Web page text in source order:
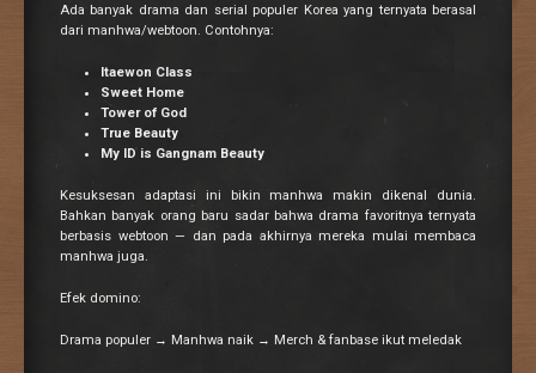
Ada banyak drama dan serial populer Korea yang ternyata berasal
dari manhwa/webtoon. Contohnya:
Itaewon Class
Sweet Home
Tower of God
True Beauty
My ID is Gangnam Beauty
Kesuksesan adaptasi ini bikin manhwa makin dikenal dunia.
Bahkan banyak orang baru sadar bahwa drama favoritnya ternyata
berbasis webtoon — dan pada akhirnya mereka mulai membaca
manhwa juga.
Efek domino:
Drama populer → Manhwa naik → Merch & fanbase ikut meledak